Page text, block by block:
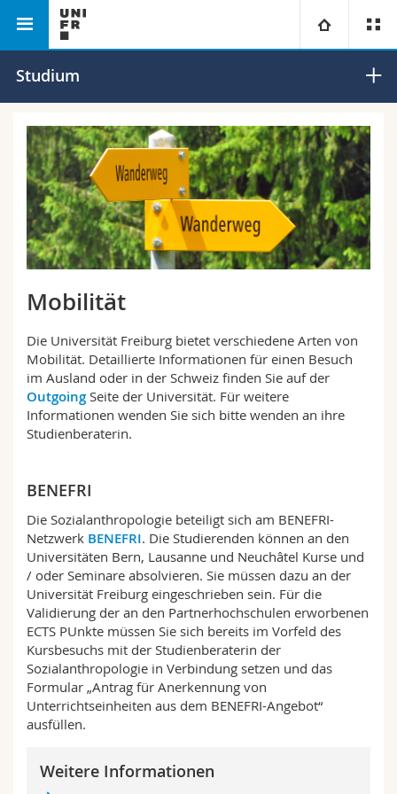
Universität
Campus
Forschung
Universität
Weiterbildung
Fakultäten
Theologische Fak.
Rechtswissenschaftliche Fak.
Wirtschafts- und Sozialwissenschaftliche Fak.
Philosophische Fak.
Fak. für Erziehungs- und Bildungswissenschaften
Math.-Nat. und Med. Fak.
Informationen für
Studieninteressierte
Studierende
Medien
Forschende
Mitarbeitende
Ressourcen
Personenverzeichnis
Ortsplan
Bibliotheken
Webmail
Philosophische
Sozialanthropologie
Studium
Mobilität
Die Universität Freiburg bietet verschiedene Arten von
Mobilität. Detaillierte Informationen für einen Besuch
im Ausland oder in der Schweiz finden Sie auf der
Outgoing Seite der Universität. Für weitere
Informationen wenden Sie sich bitte wenden an ihre
Studienberaterin.
BENEFRI
Die Sozialanthropologie beteiligt sich am BENEFRI-
Netzwerk BENEFRI. Die Studierenden können an den
Universitäten Bern, Lausanne und Neuchâtel Kurse und
/ oder Seminare absolvieren. Sie müssen dazu an der
Universität Freiburg eingeschrieben sein. Für die
Validierung der an den Partnerhochschulen erworbenen
ECTS PUnkte müssen Sie sich bereits im Vorfeld des
Kursbesuchs mit der Studienberaterin der
Sozialanthropologie in Verbindung setzen und das
Formular „Antrag für Anerkennung von
Unterrichtseinheiten aus dem BENEFRI-Angebot“
ausfüllen.
Weitere Informationen